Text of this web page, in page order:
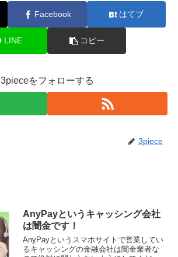
Facebook はてブ
LINE コピー
3pieceをフォローする
3piece
AnyPayというキャッシング会社
は闇金です！
AnyPayというスマホサイトで営業してい
るキャッシングの金融会社は闇金業者な